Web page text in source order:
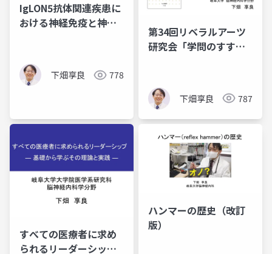
IgLON5抗体関連疾患に
おける神経免疫と神経
下畑享良 778
第34回リベラルアーツ
研究会「学問のすす
下畑享良 787
すべての医療者に求め
られるリーダーシッ
ハンマーの歴史（改訂
版）